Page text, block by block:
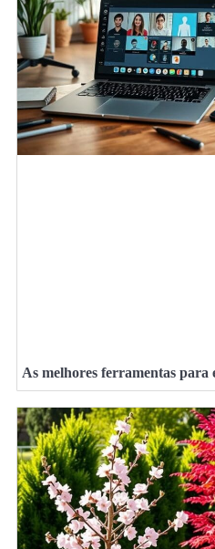
As melhores ferramentas